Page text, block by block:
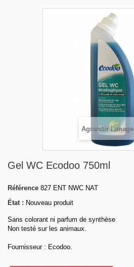
Agrandir l'image
Gel WC Ecodoo 750ml
Référence 827 ENT NWC NAT
État : Nouveau produit
Sans colorant ni parfum de synthèse
Non testé sur les animaux.
Fournisseur : Ecodoo.